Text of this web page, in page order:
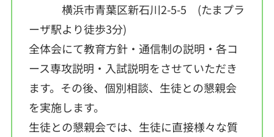
横浜市青葉区新石川2-5-5 (たまプラ
ーザ駅より徒歩3分)
全体会にて教育方針・通信制の説明・各コ
ース専攻説明・入試説明をさせていただき
ます。その後、個別相談、生徒との懇親会
を実施します。
生徒との懇親会では、生徒に直接様々な質